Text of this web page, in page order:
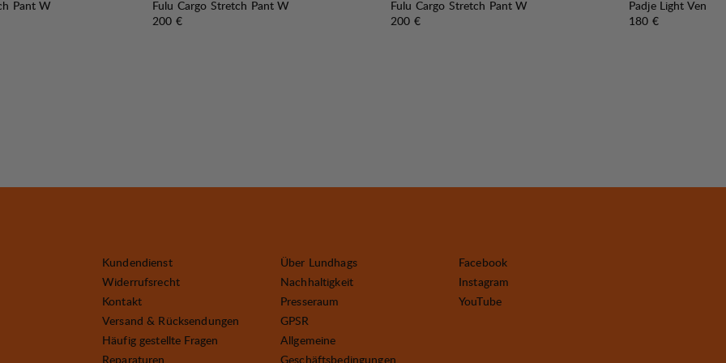
Pant W
Fulu Cargo Stretch Pant W
Preis:
200 €
Fulu Cargo Stretch Pant W
Preis:
200 €
Padje Light Vent
Preis:
180 €
Kundendienst
Widerrufsrecht
Kontakt
Versand & Rücksendungen
Häufig gestellte Fragen
Reparaturen
Über Lundhags
Nachhaltigkeit
Presseraum
GPSR
Allgemeine
Geschäftsbedingungen
Facebook
Instagram
YouTube